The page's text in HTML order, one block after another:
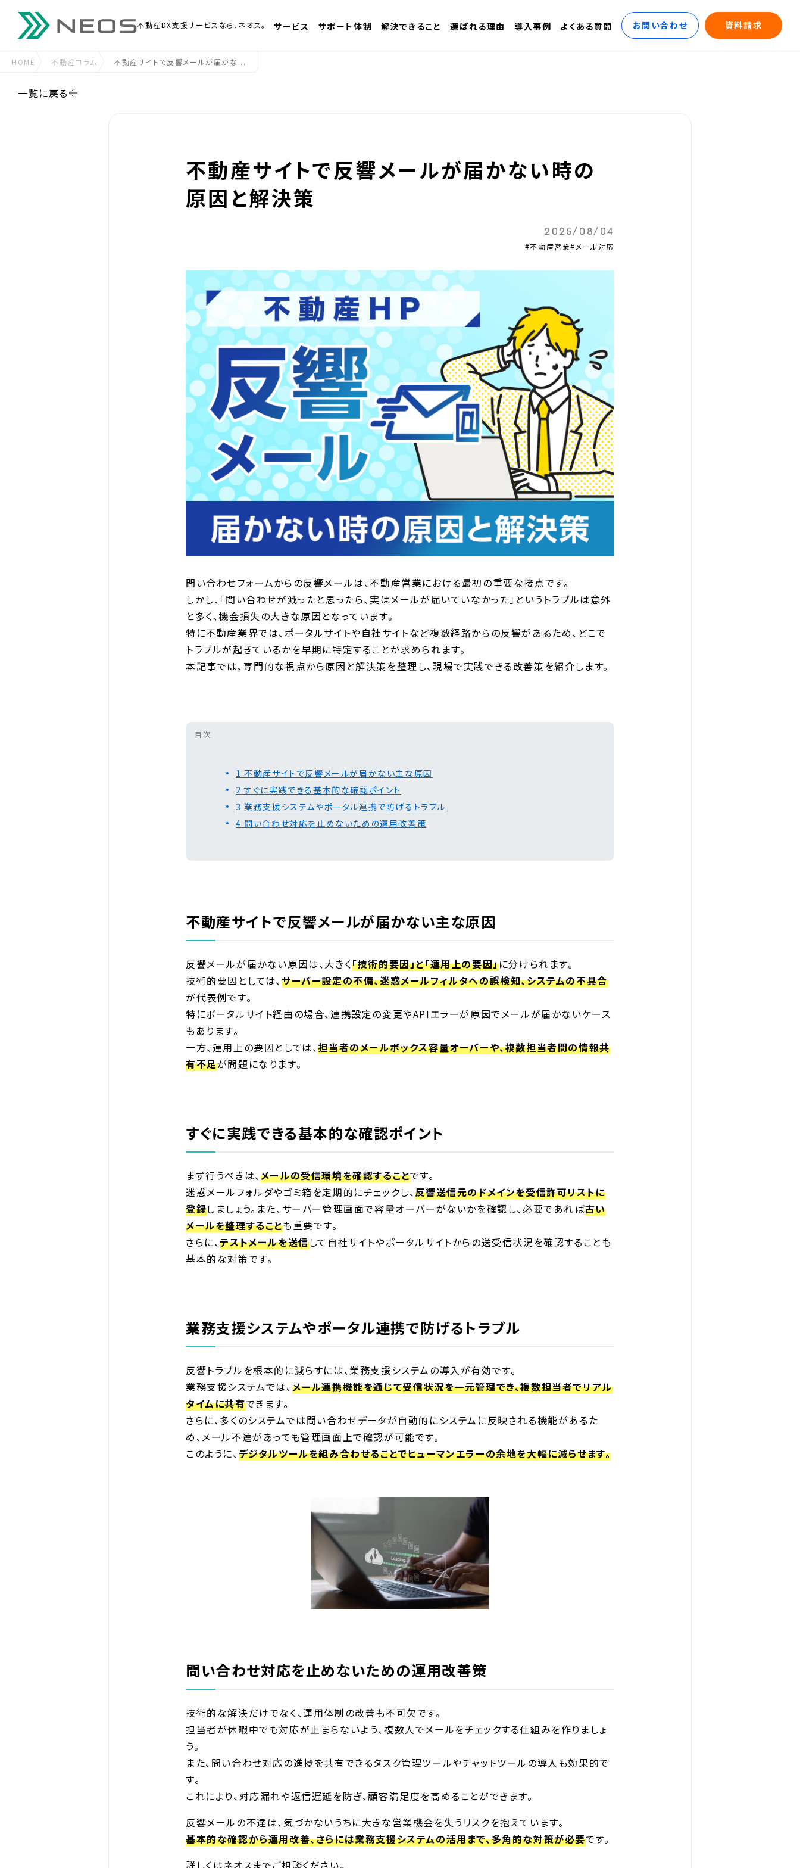
不動産DX支援サービスなら、ネオス。 サービス サポート体制 解決できること 選ばれる理由 導入事例 よくある質問 お問い合わせ 資料請求
HOME 不動産コラム 不動産サイトで反響メールが届かな...
一覧に戻る
不動産サイトで反響メールが届かない時の
原因と解決策
2025/08/04
#不動産営業#メール対応
問い合わせフォームからの反響メールは、不動産営業における最初の重要な接点です。
しかし、「問い合わせが減ったと思ったら、実はメールが届いていなかった」というトラブルは意外
と多く、機会損失の大きな原因となっています。
特に不動産業界では、ポータルサイトや自社サイトなど複数経路からの反響があるため、どこで
トラブルが起きているかを早期に特定することが求められます。
本記事では、専門的な視点から原因と解決策を整理し、現場で実践できる改善策を紹介します。
目次
1 不動産サイトで反響メールが届かない主な原因
2 すぐに実践できる基本的な確認ポイント
3 業務支援システムやポータル連携で防げるトラブル
4 問い合わせ対応を止めないための運用改善策
不動産サイトで反響メールが届かない主な原因
反響メールが届かない原因は、大きく「技術的要因」と「運用上の要因」に分けられます。
技術的要因としては、サーバー設定の不備、迷惑メールフィルタへの誤検知、システムの不具合
が代表例です。
特にポータルサイト経由の場合、連携設定の変更やAPIエラーが原因でメールが届かないケース
もあります。
一方、運用上の要因としては、担当者のメールボックス容量オーバーや、複数担当者間の情報共
有不足が問題になります。
すぐに実践できる基本的な確認ポイント
まず行うべきは、メールの受信環境を確認することです。
迷惑メールフォルダやゴミ箱を定期的にチェックし、反響送信元のドメインを受信許可リストに
登録しましょう。また、サーバー管理画面で容量オーバーがないかを確認し、必要であれば古い
メールを整理することも重要です。
さらに、テストメールを送信して自社サイトやポータルサイトからの送受信状況を確認することも
基本的な対策です。
業務支援システムやポータル連携で防げるトラブル
反響トラブルを根本的に減らすには、業務支援システムの導入が有効です。
業務支援システムでは、メール連携機能を通じて受信状況を一元管理でき、複数担当者でリアル
タイムに共有できます。
さらに、多くのシステムでは問い合わせデータが自動的にシステムに反映される機能があるた
め、メール不達があっても管理画面上で確認が可能です。
このように、デジタルツールを組み合わせることでヒューマンエラーの余地を大幅に減らせます。
問い合わせ対応を止めないための運用改善策
技術的な解決だけでなく、運用体制の改善も不可欠です。
担当者が休暇中でも対応が止まらないよう、複数人でメールをチェックする仕組みを作りましょ
う。
また、問い合わせ対応の進捗を共有できるタスク管理ツールやチャットツールの導入も効果的で
す。
これにより、対応漏れや返信遅延を防ぎ、顧客満足度を高めることができます。
反響メールの不達は、気づかないうちに大きな営業機会を失うリスクを抱えています。
基本的な確認から運用改善、さらには業務支援システムの活用まで、多角的な対策が必要です。
詳しくはネオスまでご相談ください。